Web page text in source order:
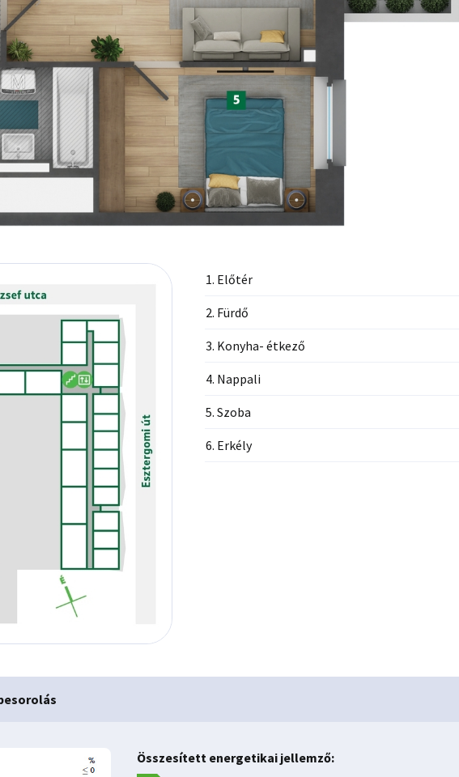
1. Előtér
2. Fürdő
3. Konyha- étkező
4. Nappali
5. Szoba
6. Erkély
Összesített energetikai jellemző: